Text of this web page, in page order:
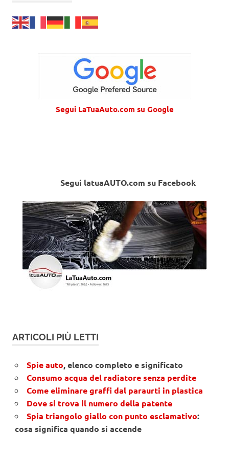
Segui LaTuaAuto.com su Google
Segui latuaAUTO.com su Facebook
ARTICOLI PIÙ LETTI
Spie auto, elenco completo e significato
Consumo acqua del radiatore senza perdite
Come eliminare graffi dal paraurti in plastica
Dove si trova il numero della patente
Spia triangolo giallo con punto esclamativo:
cosa significa quando si accende